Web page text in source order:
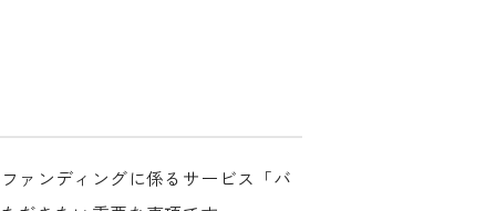
ァンディングに係るサービス「バ